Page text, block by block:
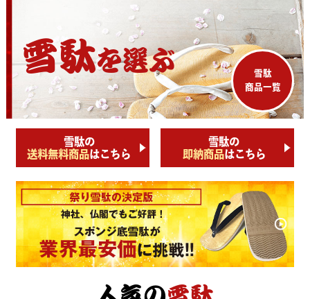
雪駄を選ぶ
雪駄
商品一覧
雪駄の
送料無料商品はこちら
雪駄の
即納商品はこちら